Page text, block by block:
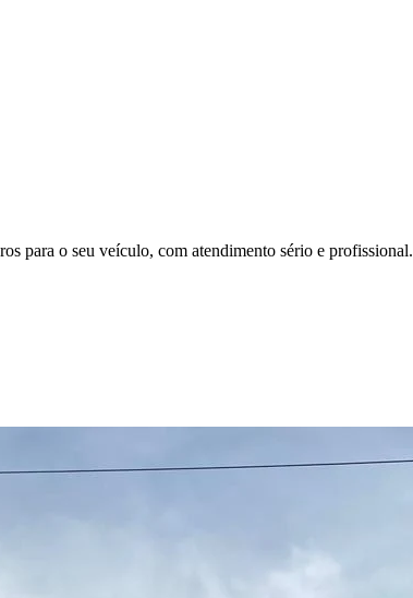
para o seu veículo, com atendimento sério e profissional.